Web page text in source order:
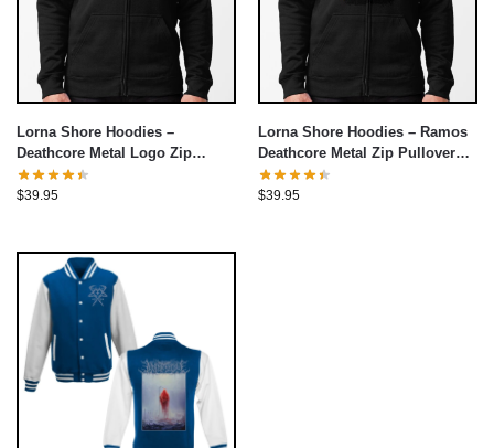
Lorna Shore Hoodies –
Deathcore Metal Logo Zip
Pullover Hoodie
$39.95
Lorna Shore Hoodies – Ramos
Deathcore Metal Zip Pullover
Hoodie
$39.95